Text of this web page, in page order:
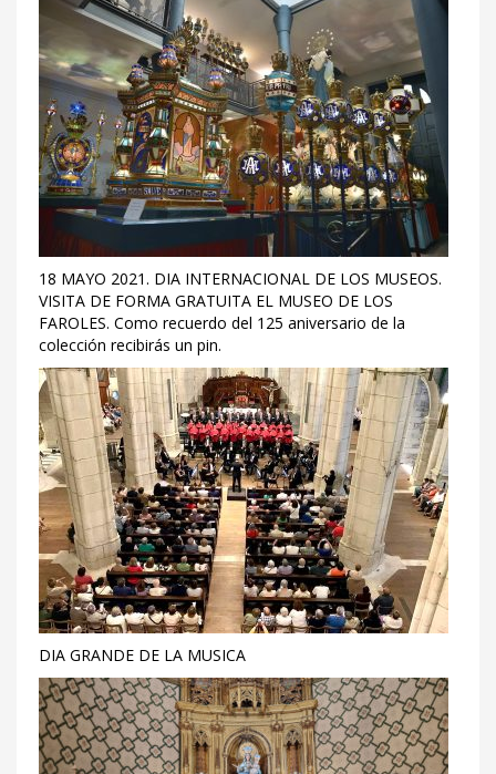
18 MAYO 2021. DIA INTERNACIONAL DE LOS MUSEOS.
VISITA DE FORMA GRATUITA EL MUSEO DE LOS
FAROLES. Como recuerdo del 125 aniversario de la
colección recibirás un pin.
DIA GRANDE DE LA MUSICA